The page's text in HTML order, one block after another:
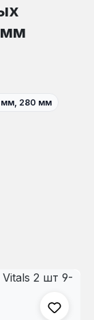
мм, 280 мм